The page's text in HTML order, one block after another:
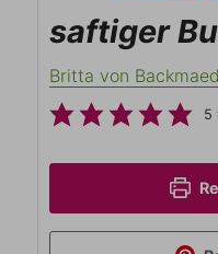
saftiger
Britta von
5